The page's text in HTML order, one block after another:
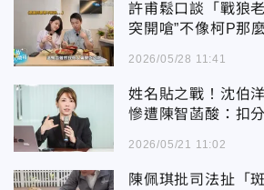
許甫鬆口談「戰狼
突開嗆”不像柯P那
2026/05/28 11:41
姓名貼之戰！沈伯
慘遭陳智菡酸：扣分
2026/05/21 11:02
陳佩琪批司法扯「